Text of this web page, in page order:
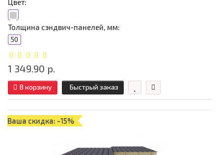
Цвет:
Толщина сэндвич-панелей, мм:
50
1 349.90 р.
В корзину Быстрый заказ
Ваша скидка: -15%